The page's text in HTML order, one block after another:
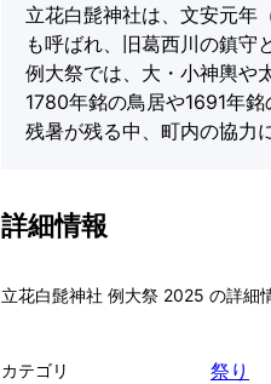
立花白髭神社は、文安元年
も呼ばれ、旧葛西川の鎮守
例大祭では、大・小神輿や
1780年銘の鳥居や1691年
残暑が残る中、町内の協力
詳細情報
立花白髭神社 例大祭 2025 の詳細
カテゴリ 祭り